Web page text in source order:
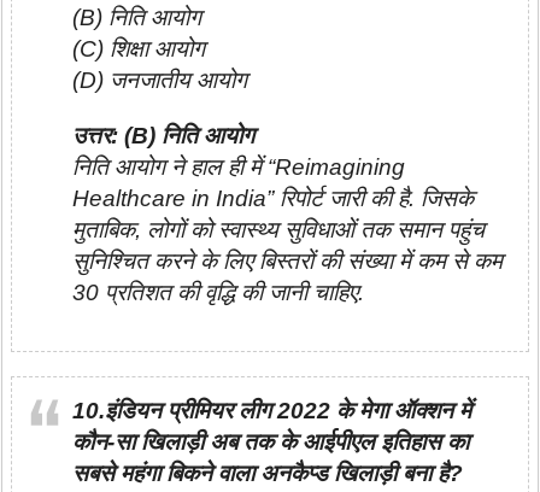
(B) निति आयोग
(C) शिक्षा आयोग
(D) जनजातीय आयोग
उत्तर: (B) निति आयोग
निति आयोग ने हाल ही में “Reimagining
Healthcare in India” रिपोर्ट जारी की है. जिसके
मुताबिक, लोगों को स्वास्थ्य सुविधाओं तक समान पहुंच
सुनिश्चित करने के लिए बिस्तरों की संख्या में कम से कम
30 प्रतिशत की वृद्धि की जानी चाहिए.
10.इंडियन प्रीमियर लीग 2022 के मेगा ऑक्शन में
कौन-सा खिलाड़ी अब तक के आईपीएल इतिहास का
सबसे महंगा बिकने वाला अनकैप्ड खिलाड़ी बना है?